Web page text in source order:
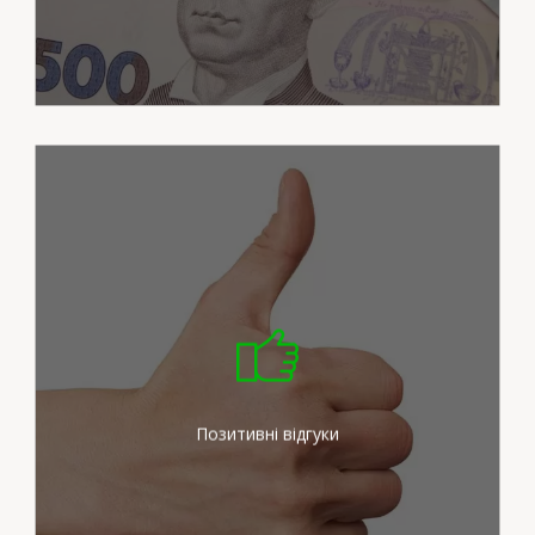
Позитивні відгуки
Ми докладаємо максимум
зусиль для задоволення
потреб наших клієнтів